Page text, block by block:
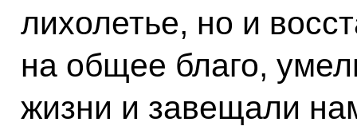
лихолетье, но и
на общее благо,
жизни и завещали